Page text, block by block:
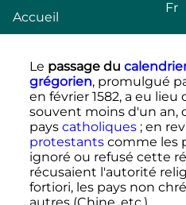
Accueil
Fr
Le passage du
grégorien, promulgué
en février 1582, a eu
souvent moins d'un an,
pays catholiques ; en
protestantscomme les
ignoré ou refusé cette
récusaient l'autorité
fortiori, les pays non
autres (Chine, etc.).